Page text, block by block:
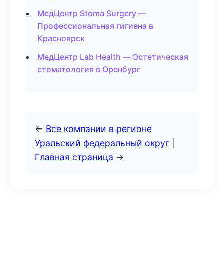
МедЦентр Stoma Surgery —
Профессиональная гигиена в
Красноярск
МедЦентр Lab Health — Эстетическая
стоматология в Оренбург
← Все компании в регионе
Уральский федеральный округ
Главная страница →